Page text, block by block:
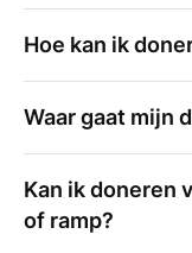
Hoe kan ik
Waar gaat mijn
Kan ik doneren
of ramp?